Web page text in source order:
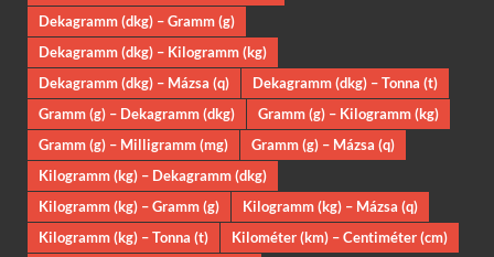
Dekagramm (dkg) – Gramm (g)
Dekagramm (dkg) – Kilogramm (kg)
Dekagramm (dkg) – Mázsa (q)
Dekagramm (dkg) – Tonna (t)
Gramm (g) – Dekagramm (dkg)
Gramm (g) – Kilogramm (kg)
Gramm (g) – Milligramm (mg)
Gramm (g) – Mázsa (q)
Kilogramm (kg) – Dekagramm (dkg)
Kilogramm (kg) – Gramm (g)
Kilogramm (kg) – Mázsa (q)
Kilogramm (kg) – Tonna (t)
Kilométer (km) – Centiméter (cm)